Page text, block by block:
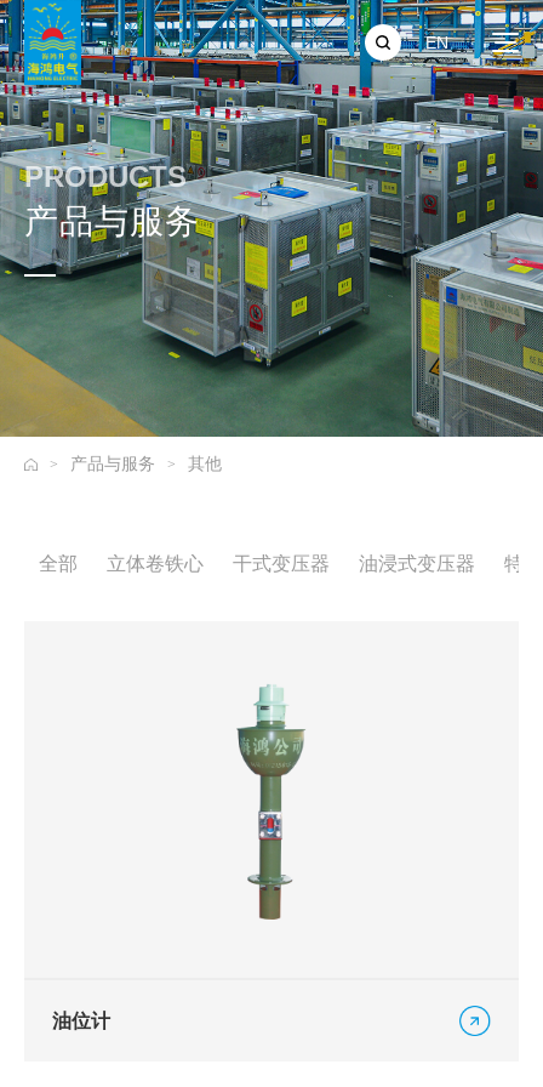
EN
PRODUCTS
产品与服务
> 产品与服务 > 其他
全部 立体卷铁心 干式变压器 油浸式变压器 特
油位计